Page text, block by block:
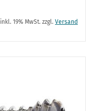
inkl. 19% MwSt. zzgl. Versand